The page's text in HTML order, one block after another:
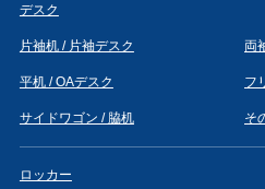
デスク
片袖机 / 片袖デスク 両
平机 / OAデスク フ
サイドワゴン / 脇机 そ
ロッカー